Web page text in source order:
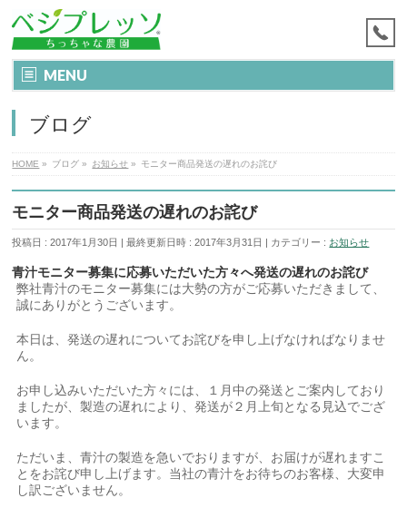
MENU
ブログ
HOME » ブログ » お知らせ » モニター商品発送の遅れのお詫び
モニター商品発送の遅れのお詫び
投稿日 : 2017年1月30日 最終更新日時 : 2017年3月31日 カテゴリー : お知らせ
青汁モニター募集に応募いただいた方々へ発送の遅れのお詫び
弊社青汁のモニター募集には大勢の方がご応募いただきまして、
誠にありがとうございます。
本日は、発送の遅れについてお詫びを申し上げなければなりませ
ん。
お申し込みいただいた方々には、１月中の発送とご案内しており
ましたが、製造の遅れにより、発送が２月上旬となる見込でござ
います。
ただいま、青汁の製造を急いでおりますが、お届けが遅れますこ
とをお詫び申し上げます。当社の青汁をお待ちのお客様、大変申
し訳ございません。